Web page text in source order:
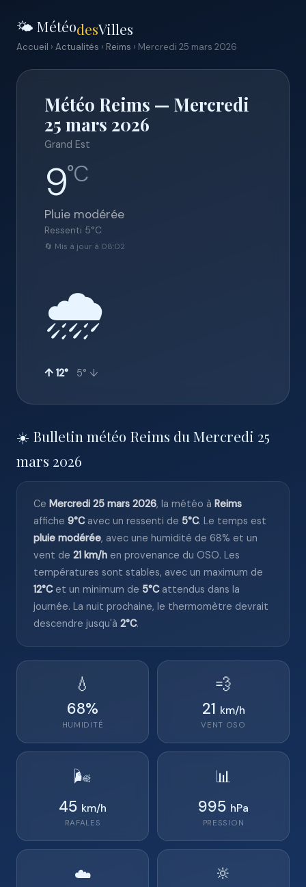
🌤️ MétéodesVilles
Accueil › Actualités › Reims › Mercredi 25 mars 2026
Météo Reims — Mercredi
25 mars 2026
Grand Est
9°C
Pluie modérée
Ressenti 5°C
🔄 Mis à jour à 08:02
🌧️
↑ 12° 5° ↓
☀️ Bulletin météo Reims du Mercredi 25
mars 2026
Ce Mercredi 25 mars 2026, la météo à Reims
affiche 9°Cavec un ressenti de 5°C. Le temps est
pluie modérée, avec une humidité de 68% et un
vent de 21 km/h en provenance du OSO. Les
températures sont stables, avec un maximum de
12°Cet un minimum de 5°Cattendus dans la
journée. La nuit prochaine, le thermomètre devrait
descendre jusqu'à 2°C.
💧
68%
HUMIDITÉ
💨
21 km/h
VENT OSO
🌬️
45 km/h
RAFALES
📊
995 hPa
PRESSION
☁️ 🔆